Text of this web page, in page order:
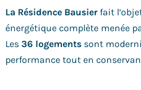
La Résidence Bausierfait
énergétique complète menée
Les 36 logements sont
performance tout en